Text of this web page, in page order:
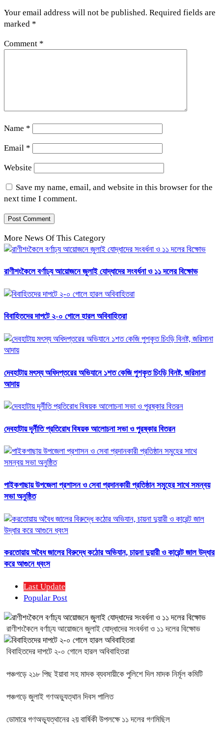
Your email address will not be published. Required fields are
marked *
Comment *
Name *
Email *
Website
Save my name, email, and website in this browser for the
next time I comment.
More News Of This Category
রাণীশংকৈলে বর্ণাঢ্য আয়োজনে জুলাই যোদ্ধাদের সংবর্ধনা ও ১১ দলের বিক্ষোভ
বিবাহিতদের দাপটে ২-০ গোলে হারল অবিবাহিতরা
দেবহাটায় মৎস্য অধিদপ্তরের অভিযানে ১শত কেজি পুশকৃত চিংড়ি বিনষ্ট, জরিমানা
আদায়
দেবহাটায় দূর্নীতি প্রতিরোধ বিষয়ক আলোচনা সভা ও পুরষ্কার বিতরন
পাইকগাছায় উপজেলা প্রশাসন ও সেবা প্রদানকারী প্রতিষ্ঠান সমুহের সাথে সমন্বয়
সভা অনুষ্ঠিত
করতোয়ায় অবৈধ জালের বিরুদ্ধে কঠোর অভিযান, চায়না দুয়ারী ও কারেন্ট জাল উদ্ধার
করে আগুনে ধ্বংস
Last Update
Popular Post
রাণীশংকৈলে বর্ণাঢ্য আয়োজনে জুলাই যোদ্ধাদের সংবর্ধনা ও ১১ দলের বিক্ষোভ
বিবাহিতদের দাপটে ২-০ গোলে হারল অবিবাহিতরা
পঞ্চগড়ে ২১৮ পিছ ইয়াবা সহ মাদক ব্যবসায়ীকে পুলিশে দিল মাদক নির্মূল কমিটি
পঞ্চগড়ে জুলাই গণঅভ্যুত্থান দিবস পালিত
ডোমারে গণঅভ্যূত্থানের ২য় বার্ষিকী উপলক্ষে ১১ দলের গণমিছিল